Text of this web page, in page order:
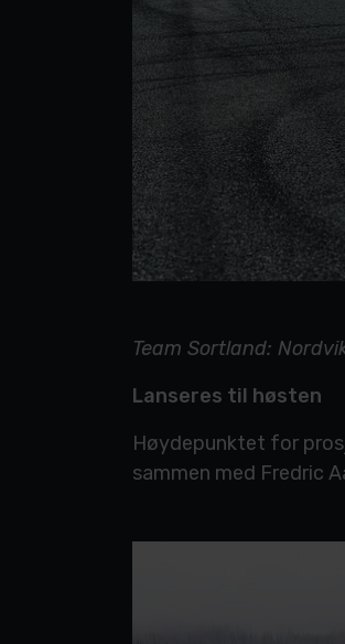
Team Sortland:
Lanseres til høsten
Høydepunktet for
sammen med Fredric